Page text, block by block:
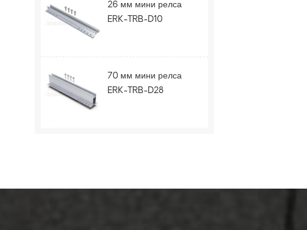
26 мм мини релса
ERK-TRB-D10
70 мм мини релса
ERK-TRB-D28